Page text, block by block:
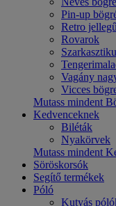
Pin-up
Retro
Rovarok
Vagány
Vicces
Mutass mindent
Kedvenceknek
Biléták
Nyakörvek
Mutass mindent
Söröskorsók
Segítő termékek
Póló
Kutyás